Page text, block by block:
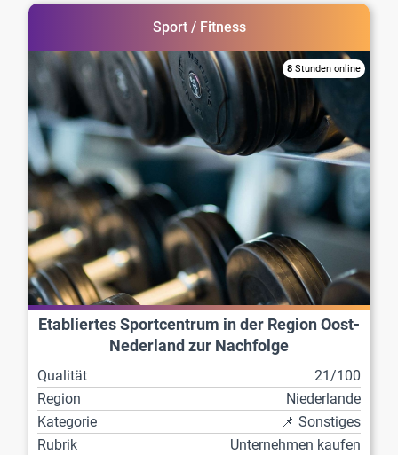
Sport / Fitness
8 Stunden online
Etabliertes Sportcentrum in der Region Oost-
Nederland zur Nachfolge
Qualität
21/100
Region
Niederlande
Kategorie
📌 Sonstiges
Rubrik
Unternehmen kaufen